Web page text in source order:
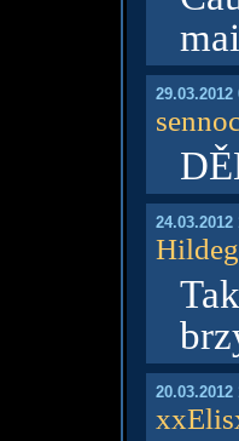
29.03.2012
24.03.2012
20.03.2012